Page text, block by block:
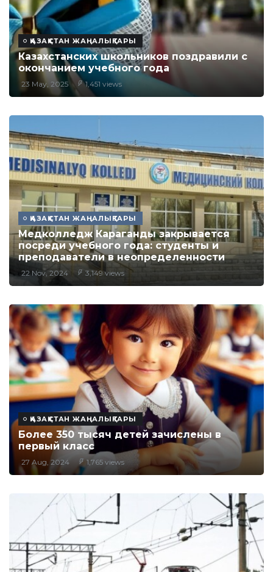
ҚАЗАҚСТАН ЖАҢАЛЫҚТАРЫ
Казахстанских школьников поздравили с
окончанием учебного года
23 May, 2025 1,451 views
ҚАЗАҚСТАН ЖАҢАЛЫҚТАРЫ
Медколледж Караганды закрывается
посреди учебного года: студенты и
преподаватели в неопределенности
22 Nov, 2024 3,149 views
ҚАЗАҚСТАН ЖАҢАЛЫҚТАРЫ
Более 350 тысяч детей зачислены в
первый класс
27 Aug, 2024 1,765 views